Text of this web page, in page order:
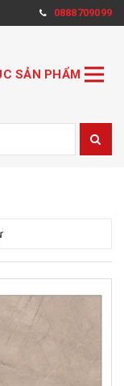
0888709099
SẢN PHẨM